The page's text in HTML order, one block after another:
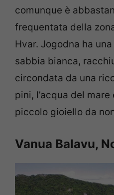
comunque è
frequentata della
Hvar. Jogodna ha
sabbia bianca,
circondata da una
pini, l’acqua del
piccolo gioiello da
Vanua Balavu,